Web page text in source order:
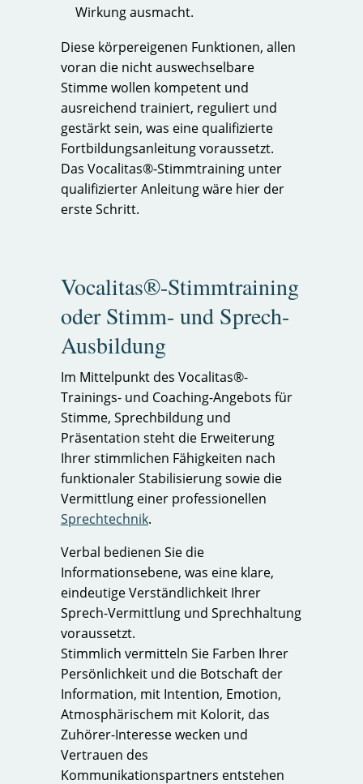
Wirkung ausmacht.
Diese körpereigenen Funktionen, allen
voran die nicht auswechselbare
Stimme wollen kompetent und
ausreichend trainiert, reguliert und
gestärkt sein, was eine qualifizierte
Fortbildungsanleitung voraussetzt.
Das Vocalitas®-Stimmtraining unter
qualifizierter Anleitung wäre hier der
erste Schritt.
Vocalitas®-Stimmtraining
oder Stimm- und Sprech-
Ausbildung
Im Mittelpunkt des Vocalitas®-
Trainings- und Coaching-Angebots für
Stimme, Sprechbildung und
Präsentation steht die Erweiterung
Ihrer stimmlichen Fähigkeiten nach
funktionaler Stabilisierung sowie die
Vermittlung einer professionellen
Sprechtechnik.
Verbal bedienen Sie die
Informationsebene, was eine klare,
eindeutige Verständlichkeit Ihrer
Sprech-Vermittlung und Sprechhaltung
voraussetzt.
Stimmlich vermitteln Sie Farben Ihrer
Persönlichkeit und die Botschaft der
Information, mit Intention, Emotion,
Atmosphärischem mit Kolorit, das
Zuhörer-Interesse wecken und
Vertrauen des
Kommunikationspartners entstehen